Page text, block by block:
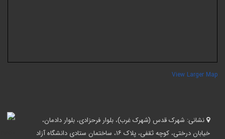
View Larger
نشانی:شهرک قدس (شهرک غرب)، بلوار فرحزادی، بلوار دادمان،
خیابان درختی، کوچه ثقفی، پلاک ۱۶، ساختمان ستادی دانشگاه آزاد